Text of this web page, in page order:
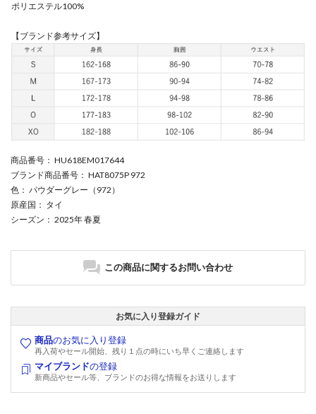
ポリエステル100%
【ブランド参考サイズ】
商品番号 ： HU618EM017644
ブランド商品番号 ： HAT8075P 972
色 ： パウダーグレー（972）
原産国 ： タイ
シーズン ： 2025年 春夏
この商品に関するお問い合わせ
お気に入り登録ガイド
商品のお気に入り登録
再入荷やセール開始、残り１点の時にいち早くご連絡します
マイブランドの登録
新商品やセール等、ブランドのお得な情報をお送りします